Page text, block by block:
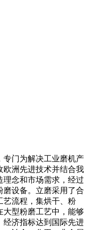
专门为解决工业磨机产
欧洲先进技术并结合我
理念和市场需求，经过
磨设备。立磨采用了合
艺流程，集烘干、粉
大型粉磨工艺中，能够
经济指标达到国际先进